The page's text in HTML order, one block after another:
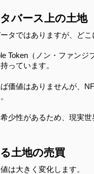
バース上の土地
タではありますが、ど
Token（ノン・ファン
っています。
価値はありませんが、
少性があるため、現実
土地の売買
は大きく変化します。